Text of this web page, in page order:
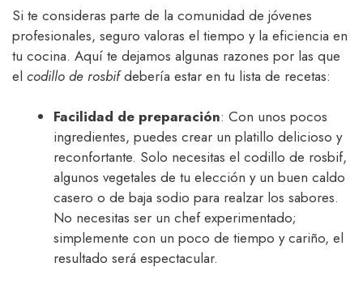
Si te consideras parte de la comunidad de jóvenes
profesionales, seguro valoras el tiempo y la eficiencia en
tu cocina. Aquí te dejamos algunas razones por las que
el codillo de rosbifdebería estar en tu lista de recetas:
Facilidad de preparación: Con unos pocos
ingredientes, puedes crear un platillo delicioso y
reconfortante. Solo necesitas el codillo de rosbif,
algunos vegetales de tu elección y un buen caldo
casero o de baja sodio para realzar los sabores.
No necesitas ser un chef experimentado;
simplemente con un poco de tiempo y cariño, el
resultado será espectacular.